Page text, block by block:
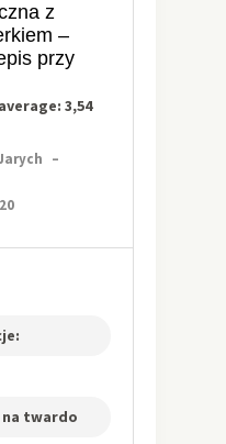
z
–
przy
3,54
–
twardo